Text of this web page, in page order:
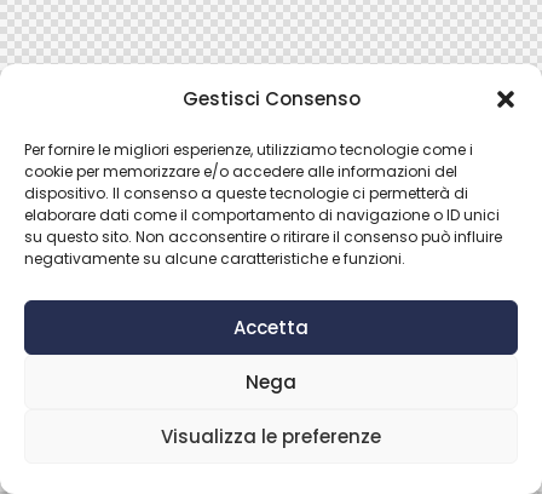
Gestisci Consenso
Per fornire le migliori esperienze, utilizziamo tecnologie come i
cookie per memorizzare e/o accedere alle informazioni del
dispositivo. Il consenso a queste tecnologie ci permetterà di
elaborare dati come il comportamento di navigazione o ID unici
su questo sito. Non acconsentire o ritirare il consenso può influire
negativamente su alcune caratteristiche e funzioni.
Accetta
Nega
Visualizza le preferenze